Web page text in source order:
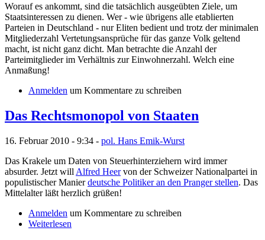
Worauf es ankommt, sind die tatsächlich ausgeübten Ziele, um
Staatsinteressen zu dienen. Wer - wie übrigens alle etablierten
Parteien in Deutschland - nur Eliten bedient und trotz der minimalen
Mitgliederzahl Vertetungsansprüche für das ganze Volk geltend
macht, ist nicht ganz dicht. Man betrachte die Anzahl der
Parteimitglieder im Verhältnis zur Einwohnerzahl. Welch eine
Anmaßung!
Anmelden um Kommentare zu schreiben
Das Rechtsmonopol von Staaten
16. Februar 2010 - 9:34 - pol. Hans Emik-Wurst
Das Krakele um Daten von Steuerhinterziehern wird immer
absurder. Jetzt will Alfred Heervon der Schweizer Nationalpartei in
populistischer Manierdeutsche Politiker an den Pranger stellen. Das
Mittelalter läßt herzlich grüßen!
Anmelden um Kommentare zu schreiben
Weiterlesen